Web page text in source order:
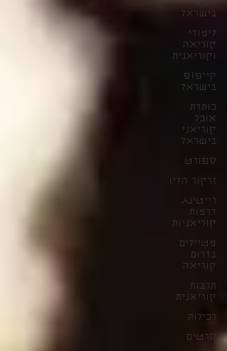
הליו
בישראל
לימודי
קוריאה
וקוריאנית
קייפופ
בישראל
כותרת
אוכל
קוריאני
בישראל
ספורט
זרקור הליו
רייטינג
דרמות
קוריאניות
מטיילים
בדרום
קוריאה
תרבות
קוריאנית
רכילות
סרטים